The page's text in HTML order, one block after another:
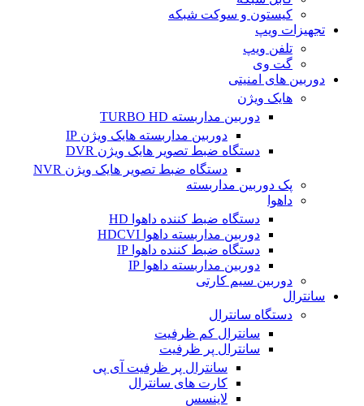
کیستون و سوکت شبکه
تجهیزات ویپ
تلفن ویپ
گت وی
دوربین های امنیتی
هایک ویژن
دوربین مداربسته TURBO HD
دوربین مداربسته هایک ویژن IP
دستگاه ضبط تصویر هایک ویژن DVR
دستگاه ضبط تصویر هایک ویژن NVR
پک دوربین مداربسته
داهوا
دستگاه ضبط کننده داهوا HD
دوربین مداربسته داهوا HDCVI
دستگاه ضبط کننده داهوا IP
دوربین مداربسته داهوا IP
دوربین سیم کارتی
سانترال
دستگاه سانترال
سانترال کم ظرفیت
سانترال پر ظرفیت
سانترال پر ظرفیت آی پی
کارت های سانترال
لاینسس